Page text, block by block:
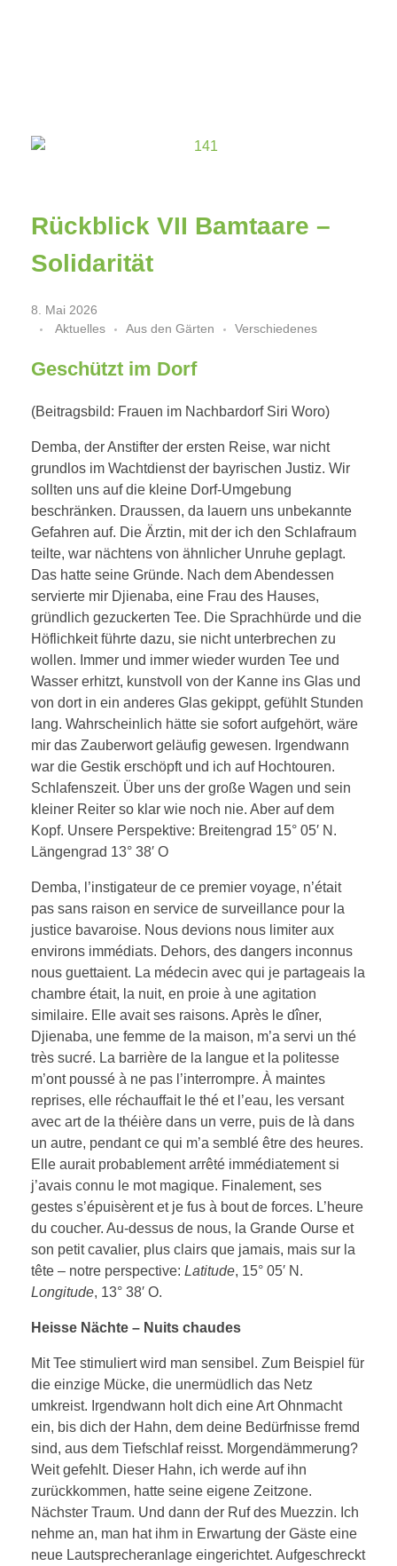
Rückblick VII Bamtaare –
Solidarität
8. Mai 2026
Aktuelles
Aus den Gärten Verschiedenes
Geschützt im Dorf
(Beitragsbild: Frauen im Nachbardorf Siri Woro)
Demba, der Anstifter der ersten Reise, war nicht
grundlos im Wachtdienst der bayrischen Justiz. Wir
sollten uns auf die kleine Dorf-Umgebung
beschränken. Draussen, da lauern uns unbekannte
Gefahren auf. Die Ärztin, mit der ich den Schlafraum
teilte, war nächtens von ähnlicher Unruhe geplagt.
Das hatte seine Gründe. Nach dem Abendessen
servierte mir Djienaba, eine Frau des Hauses,
gründlich gezuckerten Tee. Die Sprachhürde und die
Höflichkeit führte dazu, sie nicht unterbrechen zu
wollen. Immer und immer wieder wurden Tee und
Wasser erhitzt, kunstvoll von der Kanne ins Glas und
von dort in ein anderes Glas gekippt, gefühlt Stunden
lang. Wahrscheinlich hätte sie sofort aufgehört, wäre
mir das Zauberwort geläufig gewesen. Irgendwann
war die Gestik erschöpft und ich auf Hochtouren.
Schlafenszeit. Über uns der große Wagen und sein
kleiner Reiter so klar wie noch nie. Aber auf dem
Kopf. Unsere Perspektive: Breitengrad 15° 05′ N.
Längengrad 13° 38′ O
Demba, l’instigateur de ce premier voyage, n’était
pas sans raison en service de surveillance pour la
justice bavaroise. Nous devions nous limiter aux
environs immédiats. Dehors, des dangers inconnus
nous guettaient. La médecin avec qui je partageais la
chambre était, la nuit, en proie à une agitation
similaire. Elle avait ses raisons. Après le dîner,
Djienaba, une femme de la maison, m’a servi un thé
très sucré. La barrière de la langue et la politesse
m’ont poussé à ne pas l’interrompre. À maintes
reprises, elle réchauffait le thé et l’eau, les versant
avec art de la théière dans un verre, puis de là dans
un autre, pendant ce qui m’a semblé être des heures.
Elle aurait probablement arrêté immédiatement si
j’avais connu le mot magique. Finalement, ses
gestes s’épuisèrent et je fus à bout de forces. L’heure
du coucher. Au-dessus de nous, la Grande Ourse et
son petit cavalier, plus clairs que jamais, mais sur la
tête – notre perspective: Latitude, 15° 05′ N.
Longitude, 13° 38′ O.
Heisse Nächte – Nuits chaudes
Mit Tee stimuliert wird man sensibel. Zum Beispiel für
die einzige Mücke, die unermüdlich das Netz
umkreist. Irgendwann holt dich eine Art Ohnmacht
ein, bis dich der Hahn, dem deine Bedürfnisse fremd
sind, aus dem Tiefschlaf reisst. Morgendämmerung?
Weit gefehlt. Dieser Hahn, ich werde auf ihn
zurückkommen, hatte seine eigene Zeitzone.
Nächster Traum. Und dann der Ruf des Muezzin. Ich
nehme an, man hat ihm in Erwartung der Gäste eine
neue Lautsprecheranlage eingerichtet. Aufgeschreckt